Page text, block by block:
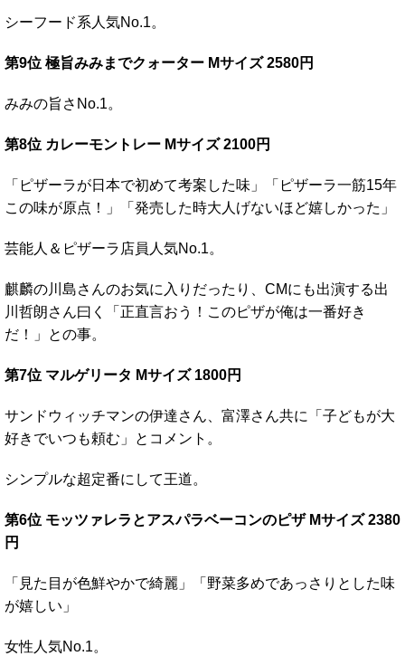
シーフード系人気No.1。
第9位 極旨みみまでクォーター Mサイズ 2580円
みみの旨さNo.1。
第8位 カレーモントレー Mサイズ 2100円
「ピザーラが日本で初めて考案した味」「ピザーラ一筋15年
この味が原点！」「発売した時大人げないほど嬉しかった」
芸能人＆ピザーラ店員人気No.1。
麒麟の川島さんのお気に入りだったり、CMにも出演する出
川哲朗さん曰く「正直言おう！このピザが俺は一番好き
だ！」との事。
第7位 マルゲリータ Mサイズ 1800円
サンドウィッチマンの伊達さん、富澤さん共に「子どもが大
好きでいつも頼む」とコメント。
シンプルな超定番にして王道。
第6位 モッツァレラとアスパラベーコンのピザ Mサイズ 2380
円
「見た目が色鮮やかで綺麗」「野菜多めであっさりとした味
が嬉しい」
女性人気No.1。